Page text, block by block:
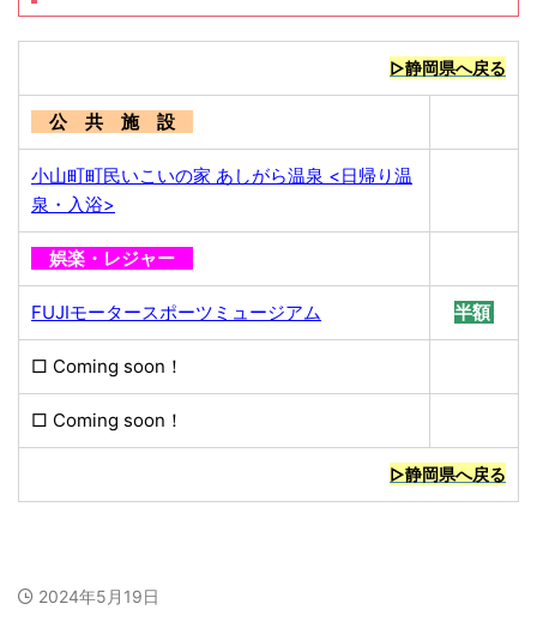
▷静岡県へ戻る
公 共 施 設
小山町町民いこいの家 あしがら温泉 <日帰り温
泉・入浴>
娯楽・レジャー
FUJIモータースポーツミュージアム 半額
□ Coming soon！
□ Coming soon！
▷静岡県へ戻る
2024年5月19日